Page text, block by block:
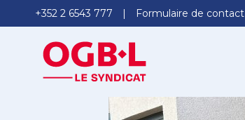
+352 2 6543 777 Formulaire de contact